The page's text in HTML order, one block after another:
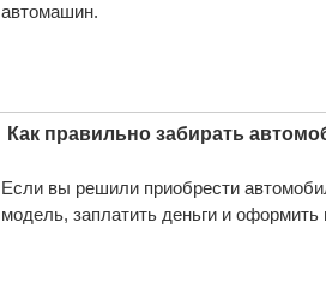
автомашин.
Как правильно забирать
Если вы решили приобрести
модель, заплатить деньги и